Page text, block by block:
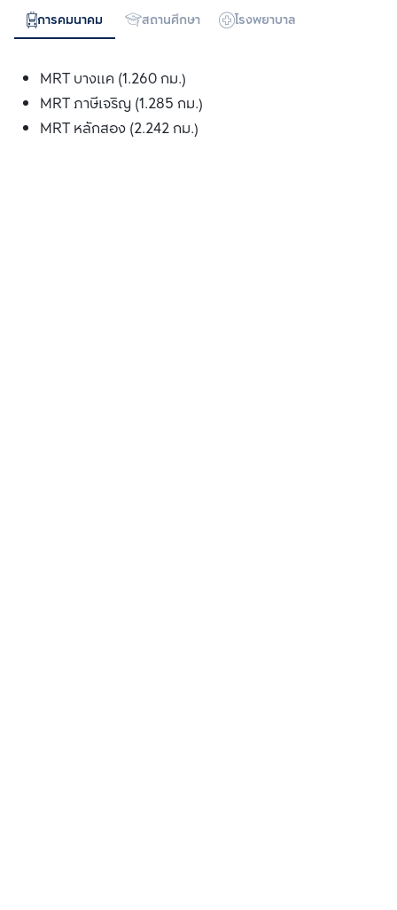
การคมนาคม สถานศึกษา โรงพยาบาล
MRT บางแค (1.260 กม.)
MRT ภาษีเจริญ (1.285 กม.)
MRT หลักสอง (2.242 กม.)